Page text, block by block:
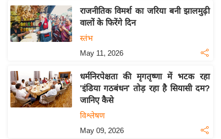
रा
य
ब
ज
खे
ल
क्रि
राजनीतिक विमर्श का जरिया बनी झालमुढ़ी
वालों के फिरेंगे दिन
स्तंभ
May 11, 2026
धर्मनिरपेक्षता की मृगतृष्णा में भटक रहा
'इंडिया गठबंधन' तोड़ रहा है सियासी दम?
जानिए कैसे
विश्लेषण
May 09, 2026